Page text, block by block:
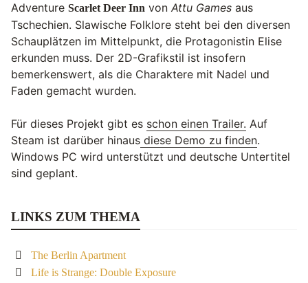
Adventure Scarlet Deer Inn von Attu Games aus
Tschechien. Slawische Folklore steht bei den diversen
Schauplätzen im Mittelpunkt, die Protagonistin Elise
erkunden muss. Der 2D-Grafikstil ist insofern
bemerkenswert, als die Charaktere mit Nadel und
Faden gemacht wurden.
Für dieses Projekt gibt es schon einen Trailer. Auf
Steam ist darüber hinaus diese Demo zu finden.
Windows PC wird unterstützt und deutsche Untertitel
sind geplant.
LINKS ZUM THEMA
The Berlin Apartment
Life is Strange: Double Exposure